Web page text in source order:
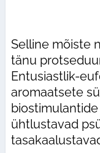
Selline mõiste
tänu
Entusiastlik-
aromaatsete
ühtlustavad